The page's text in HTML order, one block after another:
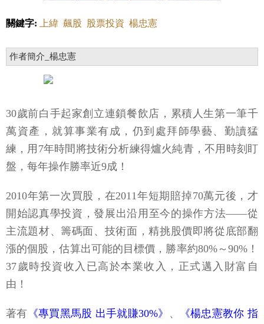
關鍵字: 上緯 飆股 股票投資 楊忠憲
作者簡介_楊忠憲
30歲前白手起家創立連鎖餐飲店，累積人生第一筆千
萬資產，就算事業有成，仍到處拜師學藝、勤讀猛
練，用7年時間將技術分析練得爐火純青，不用時刻盯
盤，每年操作勝率近9成！
2010年第一次買股，在2011年短期賠掉70萬元後，才
開始認真學投資，發展出沿用至今的操作方法——從
主流題材、籌碼面、技術面，精挑股價即將從底部翻
漲的個股，估算出可能的目標價，勝率約80%～90%！
37歲時投資收入已高於本業收入，正式邁入財富自
由！
著有 《專買黑馬股 出手就賺30%》 、 《楊忠憲教你 指